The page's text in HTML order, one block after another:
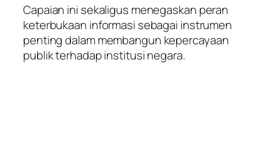
Capaian ini sekaligus menegaskan peran
keterbukaan informasi sebagai instrumen
penting dalam membangun kepercayaan
publik terhadap institusi negara.